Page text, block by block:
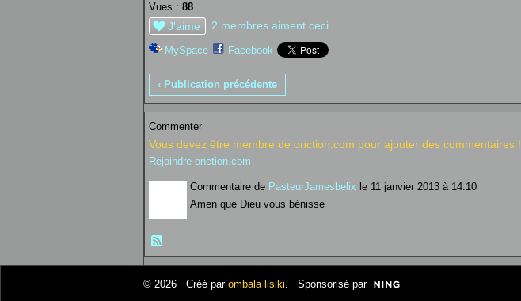
Vues : 88
J'aime 2 membres aiment ceci
MySpace Facebook
‹ Publication précédente
Commenter
Vous devez être membre de onction.com pour ajouter des commentaires !
Rejoindre onction.com
Commentaire de PasteurJamesbelix le 11 janvier 2013 à 14:10
Amen que Dieu vous bénisse
© 2026 Créé par ombala lisiki . Sponsorisé par